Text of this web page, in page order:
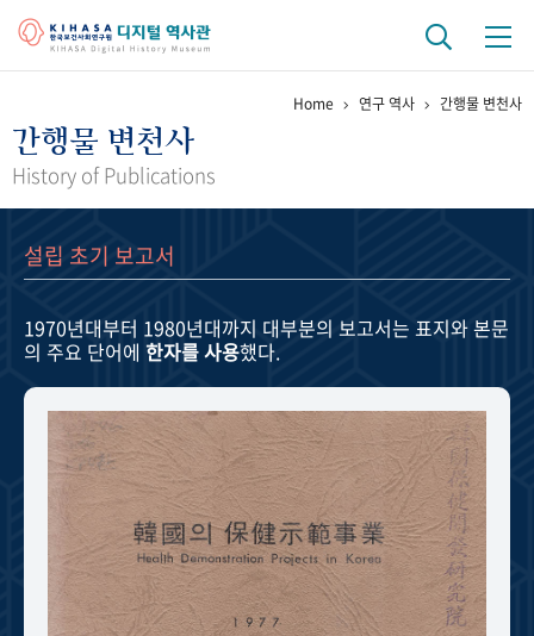
걸어온 길 기관 변천사
정책과 연구 키워드로 보는 연구 역사
연구자들
기록물 아카이브
사진 아카이브 문서 기록물 행정박물 영상 기록물
주년 기념
성과 50선 숫자로 보는 50년 50+1주년 광장
세계와 함께 한 KIHASA
Home 연구 역사 간행물 변천사
간행물 변천사
History of Publications
설립 초기 보고서
1970년대부터 1980년대까지 대부분의 보고서는 표지와 본문
의 주요 단어에 한자를 사용했다.